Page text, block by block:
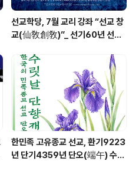
선교학당, 7월 교리 강좌 “선교 창
교(仙敎創敎)”_ 선기60년 선교
한민족 고유종교 선교, 환기9223
년 단기4359년 단오(端午) 수릿